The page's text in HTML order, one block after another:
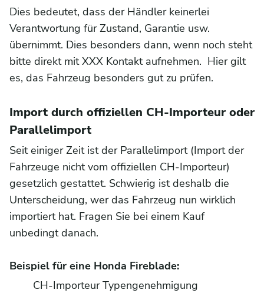
Dies bedeutet, dass der Händler keinerlei
Verantwortung für Zustand, Garantie usw.
übernimmt. Dies besonders dann, wenn noch steht
bitte direkt mit XXX Kontakt aufnehmen. Hier gilt
es, das Fahrzeug besonders gut zu prüfen.
Import durch offiziellen CH-Importeur oder
Parallelimport
Seit einiger Zeit ist der Parallelimport (Import der
Fahrzeuge nicht vom offiziellen CH-Importeur)
gesetzlich gestattet. Schwierig ist deshalb die
Unterscheidung, wer das Fahrzeug nun wirklich
importiert hat. Fragen Sie bei einem Kauf
unbedingt danach.
Beispiel für eine Honda Fireblade:
CH-Importeur Typengenehmigung